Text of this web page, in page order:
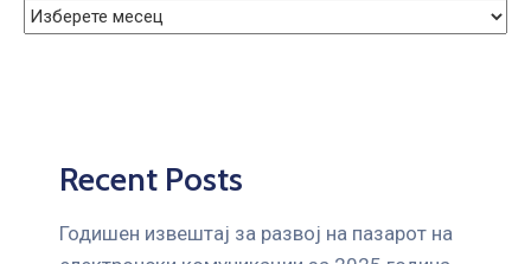
Recent Posts
Годишен извештај за развој на пазарот на